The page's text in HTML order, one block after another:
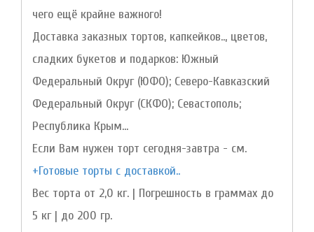
чего ещё крайне важного!
Доставка заказных тортов, капкейков.., цветов,
сладких букетов и подарков: Южный
Федеральный Округ (ЮФО); Северо-Кавказский
Федеральный Округ (СКФО); Севастополь;
Республика Крым...
Если Вам нужен торт сегодня-завтра - см.
+Готовые торты с доставкой..
Вес торта от 2,0 кг. | Погрешность в граммах до
5 кг | до 200 гр.